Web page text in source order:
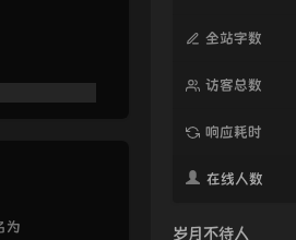
为
全站字数
访客总数
响应耗时
在线人数
岁月不待人